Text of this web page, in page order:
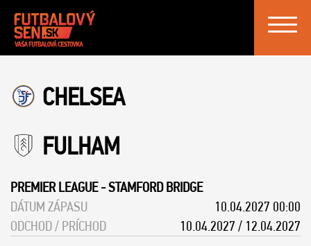
Toggle
CHELSEA
FULHAM
PREMIER LEAGUE-STAMFORD BRIDGE
DÁTUM ZÁPASU
10.04.2027 00:00
ODCHOD / PRÍCHOD
10.04.2027 / 12.04.2027